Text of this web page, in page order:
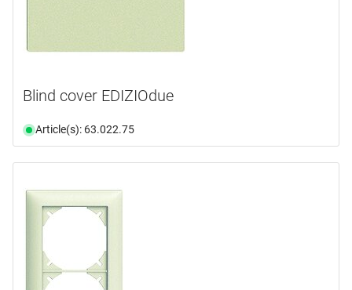
Blind cover EDIZIOdue
Article(s): 63.022.75